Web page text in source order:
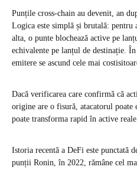
Punțile cross-chain au devenit, an
Logica este simplă și brutală:
alta, o punte blochează active pe
echivalente pe lanțul de destinație.
emitere se ascund cele mai
Dacă verificarea care confirmă că
origine are o fisură, atacatorul poate
poate transforma rapid în active
Istoria recentă a DeFi este punctată
punții Ronin, în 2022, rămâne cel